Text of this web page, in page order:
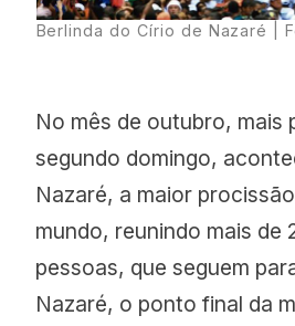
Berlinda do Círio de Nazaré |
No mês de outubro, mais
segundo domingo,
Nazaré, a maior
mundo, reunindo mais de
pessoas, que seguem
Nazaré, o ponto final da